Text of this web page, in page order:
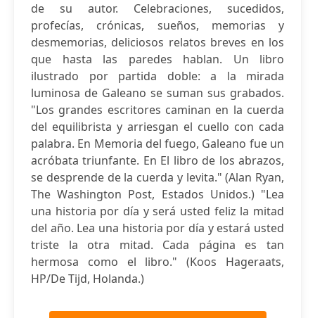
de su autor. Celebraciones, sucedidos,
profecías, crónicas, sueños, memorias y
desmemorias, deliciosos relatos breves en los
que hasta las paredes hablan. Un libro
ilustrado por partida doble: a la mirada
luminosa de Galeano se suman sus grabados.
"Los grandes escritores caminan en la cuerda
del equilibrista y arriesgan el cuello con cada
palabra. En Memoria del fuego, Galeano fue un
acróbata triunfante. En El libro de los abrazos,
se desprende de la cuerda y levita." (Alan Ryan,
The Washington Post, Estados Unidos.) "Lea
una historia por día y será usted feliz la mitad
del año. Lea una historia por día y estará usted
triste la otra mitad. Cada página es tan
hermosa como el libro." (Koos Hageraats,
HP/De Tijd, Holanda.)